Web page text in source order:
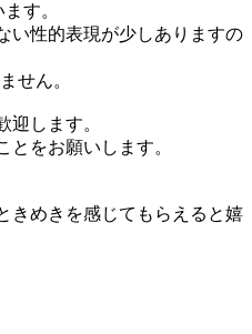
す。
い性的表現が少しありますの
せん。
迎します。
をお願いします。
きめきを感じてもらえると嬉